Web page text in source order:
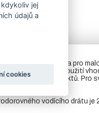
jako zábrana pro
a proto je jeho použití
a loveckých objektů. Pro
vodícího drátu je
jej
údajů a
cookies